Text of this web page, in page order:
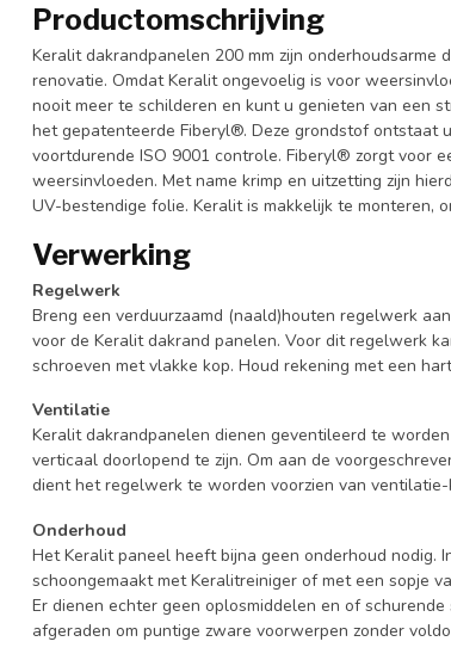
Productomschrijving
Keralit dakrandpanelen 200 mm zijn
renovatie. Omdat Keralit ongevoelig is voor
nooit meer te schilderen en kunt u genieten van een
het gepatenteerde Fiberyl®. Deze grondstof ontstaat
voortdurende ISO 9001 controle. Fiberyl® zorgt voor
weersinvloeden. Met name krimp en uitzetting zijn
UV-bestendige folie. Keralit is makkelijk te monteren,
Verwerking
Regelwerk
Breng een verduurzaamd (naald)houten regelwerk
voor de Keralit dakrand panelen. Voor dit regelwerk
schroeven met vlakke kop. Houd rekening met een
Ventilatie
Keralit dakrandpanelen dienen geventileerd te
verticaal doorlopend te zijn. Om aan de
dient het regelwerk te worden voorzien van ventilatie-
Onderhoud
Het Keralit paneel heeft bijna geen onderhoud nodig.
schoongemaakt met Keralitreiniger of met een sopje
Er dienen echter geen oplosmiddelen en of
afgeraden om puntige zware voorwerpen zonder